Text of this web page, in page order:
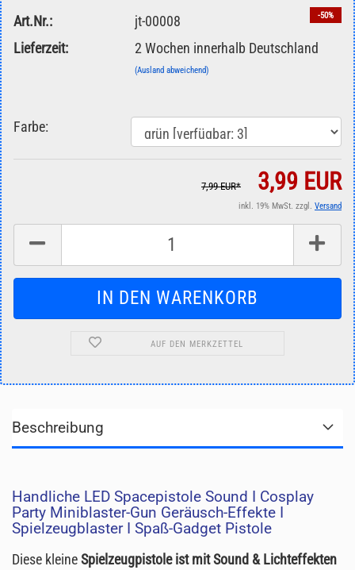
-50%
Art.Nr.:
jt-00008
Lieferzeit:
2 Wochen innerhalb Deutschland
(Ausland abweichend)
Farbe:
7,99 EUR* 3,99 EUR
inkl. 19% MwSt. zzgl. Versand
AUF DEN MERKZETTEL
Beschreibung
Handliche LED Spacepistole Sound I Cosplay
Party Miniblaster-Gun Geräusch-Effekte I
Spielzeugblaster I Spaß-Gadget Pistole
Diese kleineSpielzeugpistole ist mit Sound & Lichteffekten